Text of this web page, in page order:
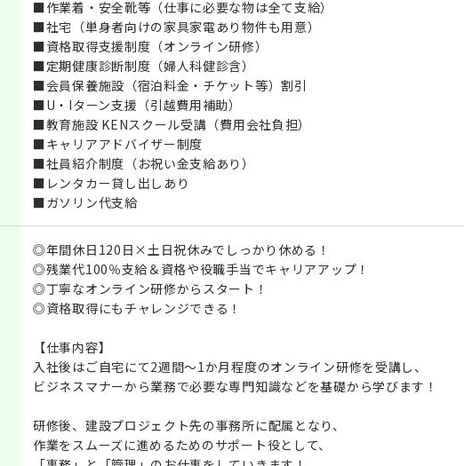
■作業着・安全靴等（仕事に必要な物は全て支給）
■社宅（単身者向けの家具家電あり物件も用意）
■資格取得支援制度（オンライン研修）
■定期健康診断制度（婦人科健診含）
■会員保養施設（宿泊料金・チケット等）割引
■U・Iターン支援（引越費用補助）
■教育施設 KENスクール受講（費用会社負担）
■キャリアアドバイザー制度
■社員紹介制度（お祝い金支給あり）
■レンタカー貸し出しあり
■ガソリン代支給
◎年間休日120日×土日祝休みでしっかり休める！
◎残業代100％支給＆資格や役職手当でキャリアアップ！
◎丁寧なオンライン研修からスタート！
◎資格取得にもチャレンジできる！
【仕事内容】
入社後はご自宅にて2週間～1か月程度のオンライン研修を受講し、
ビジネスマナーから業務で必要な専門知識などを基礎から学びます！
研修後、建設プロジェクト先の事務所に配属となり、
作業をスムーズに進めるためのサポート役として、